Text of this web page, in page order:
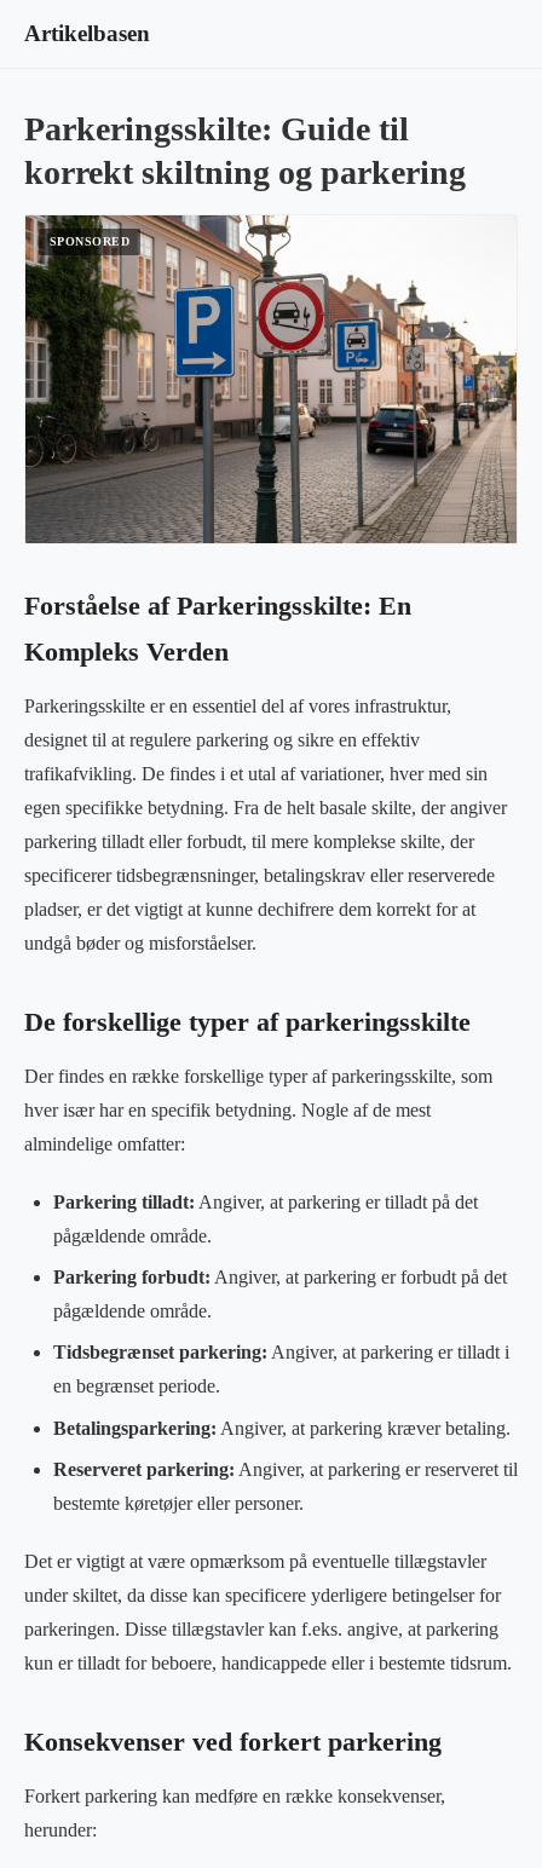
Artikelbasen
Parkeringsskilte: Guide til
korrekt skiltning og parkering
Forståelse af Parkeringsskilte: En
Kompleks Verden
Parkeringsskilte er en essentiel del af vores infrastruktur,
designet til at regulere parkering og sikre en effektiv
trafikafvikling. De findes i et utal af variationer, hver med sin
egen specifikke betydning. Fra de helt basale skilte, der angiver
parkering tilladt eller forbudt, til mere komplekse skilte, der
specificerer tidsbegrænsninger, betalingskrav eller reserverede
pladser, er det vigtigt at kunne dechifrere dem korrekt for at
undgå bøder og misforståelser.
De forskellige typer af parkeringsskilte
Der findes en række forskellige typer af parkeringsskilte, som
hver især har en specifik betydning. Nogle af de mest
almindelige omfatter:
Parkering tilladt: Angiver, at parkering er tilladt på det
pågældende område.
Parkering forbudt: Angiver, at parkering er forbudt på det
pågældende område.
Tidsbegrænset parkering: Angiver, at parkering er tilladt i
en begrænset periode.
Betalingsparkering: Angiver, at parkering kræver betaling.
Reserveret parkering: Angiver, at parkering er reserveret til
bestemte køretøjer eller personer.
Det er vigtigt at være opmærksom på eventuelle tillægstavler
under skiltet, da disse kan specificere yderligere betingelser for
parkeringen. Disse tillægstavler kan f.eks. angive, at parkering
kun er tilladt for beboere, handicappede eller i bestemte tidsrum.
Konsekvenser ved forkert parkering
Forkert parkering kan medføre en række konsekvenser,
herunder: